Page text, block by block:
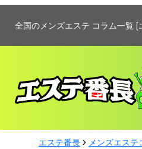
全国のメンズエステ コラム一覧 [
エステ番長 メンズエステ